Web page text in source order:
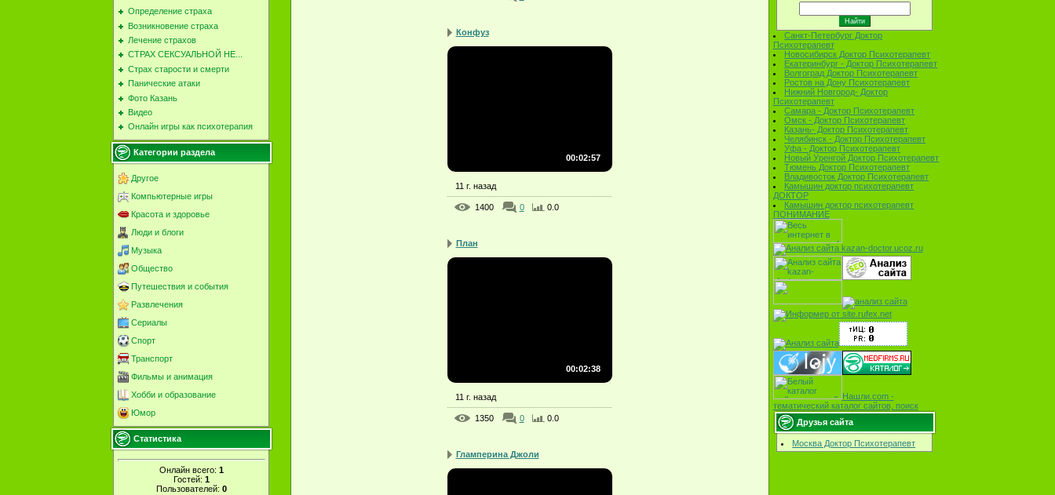
Определение страха
Возникновение страха
Лечение страхов
СТРАХ СЕКСУАЛЬНОЙ НЕ...
Cтрах старости и смерти
Панические атаки
Фото Казань
Видео
Онлайн игры как психотерапия
Категории раздела
Другое
Компьютерные игры
Красота и здоровье
Люди и блоги
Музыка
Общество
Путешествия и события
Развлечения
Сериалы
Спорт
Транспорт
Фильмы и анимация
Хобби и образование
Юмор
Статистика
Онлайн всего: 1
Гостей: 1
Пользователей: 0
Конфуз
00:02:57
11 г. назад
1400 0 0.0
План
00:02:38
11 г. назад
1350 0 0.0
Гламперина Джоли
Санкт-Петербург Доктор
Психотерапевт
Новосибирск Доктор Психотерапевт
Екатеринбург - Доктор Психотерапевт
Волгоград Доктор Психотерапевт
Ростов на Дону Психотерапевт
Нижний Новгород- Доктор
Психотерапевт
Самара - Доктор Психотерапевт
Омск - Доктор Психотерапевт
Казань- Доктор Психотерапевт
Челябинск - Доктор Психотерапевт
Уфа - Доктор Психотерапевт
Новый Уренгой Доктор Психотерапевт
Тюмень Доктор Психотерапевт
Владивосток Доктор Психотерапевт
Камышин доктор психотерапевт
ДОКТОР
Камышин доктор психотерапевт
ПОНИМАНИЕ
Нашли.com -
тематический каталог сайтов, поиск
Друзья сайта
Москва Доктор Психотерапевт